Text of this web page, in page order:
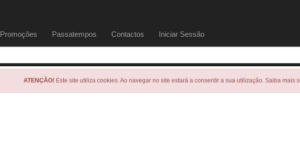
Promoções Passatempos Contactos Iniciar Sessão
ATENÇÃO! Este site utiliza cookies. Ao navegar no site estará a consentir a sua utilização. Saiba mais